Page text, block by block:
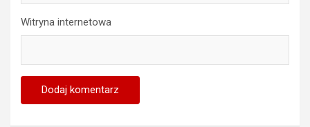
Witryna internetowa